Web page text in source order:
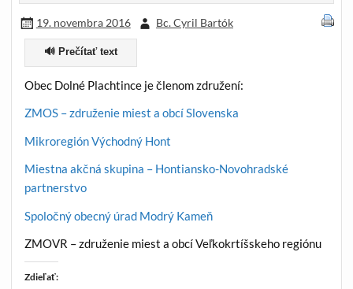
19. novembra 2016 Bc. Cyril Bartók
🔊 Prečítať text
Obec Dolné Plachtince je členom združení:
ZMOS – združenie miest a obcí Slovenska
Mikroregión Východný Hont
Miestna akčná skupina – Hontiansko-Novohradské
partnerstvo
Spoločný obecný úrad Modrý Kameň
ZMOVR – združenie miest a obcí Veľkokrtíšskeho regiónu
Zdieľať: